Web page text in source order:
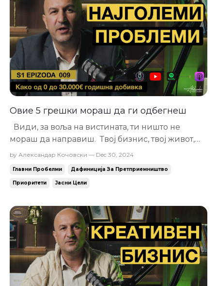
Овие 5 грешки мораш да ги одбегнеш
Види, за воља на вистината, ти ништо не
мораш да направиш. Твој бизнис, твој живот,
твои правила. Но, кога би се вратил сега на
фокус и приоритет лесно се надминуваат, но
by Александар Кочовски — Dec 30, 2024
Главни Пробелми Дафиниција За Претприемништво
Приоритети Јасни Цели